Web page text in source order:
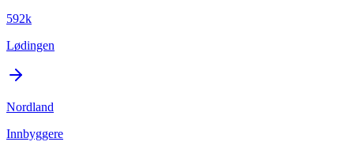
592k
Lødingen
Nordland
Innbyggere